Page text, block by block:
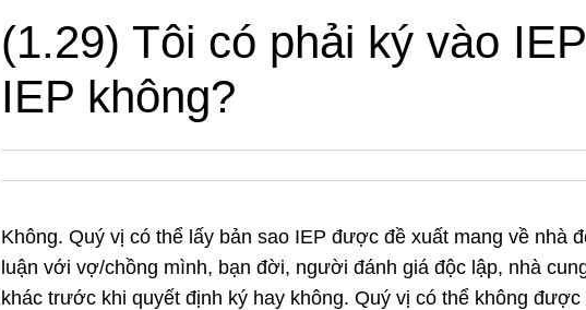
(1.29) Tôi có phải ký vào
IEP không?
Không. Quý vị có thể lấy bản sao IEP được đề xuất mang về nhà
luận với vợ/chồng mình, bạn đời, người đánh giá độc lập, nhà
khác trước khi quyết định ký hay không. Quý vị có thể không